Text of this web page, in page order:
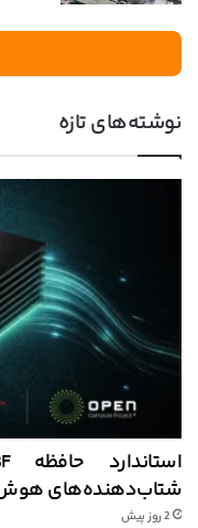
نوشته‌های تازه
شتاب‌دهنده‌های
2 روز پیش